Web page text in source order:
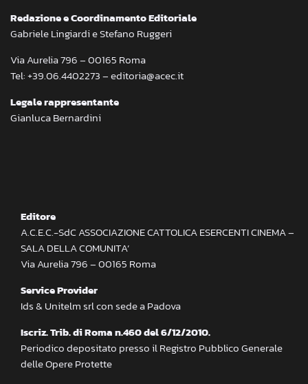
Redazione e Coordinamento Editoriale
Gabriele Lingiardi e Stefano Ruggeri
Via Aurelia 796 – 00165 Roma
Tel: +39.06.4402273 – editoria@acec.it
Legale rappresentante
Gianluca Bernardini
Editore
A.C.E.C.-SdC ASSOCIAZIONE CATTOLICA ESERCENTI CINEMA –
SALA DELLA COMUNITA’
Via Aurelia 796 – 00165 Roma
Service Provider
Ids & Unitelm srl con sede a Padova
Iscriz. Trib. di Roma n.460 del 6/12/2010.
Periodico depositato presso il Registro Pubblico Generale
delle Opere Protette